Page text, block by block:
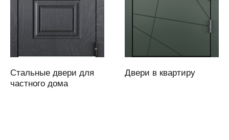
Армавир
Артем
Артемовский
Аскарово
Стальные двери для
частного дома
Двери в квартиру